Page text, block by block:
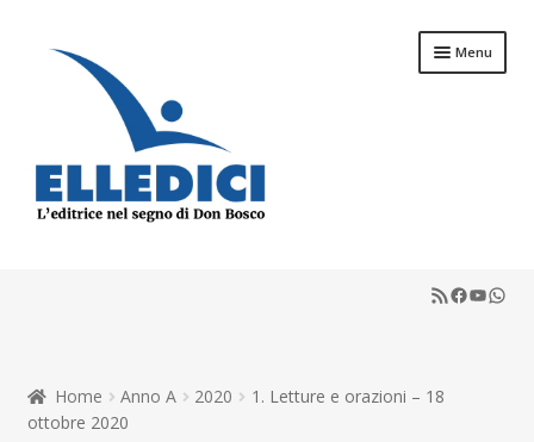
Vai
navigazione
Vai
contenuto
Menu
menu
Espandi
Sussidi
RSS FeedFacebook
Home Anno A 2020
1. Letture e orazioni – 18
ottobre 2020